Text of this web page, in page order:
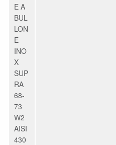
E A
BUL
LON
E
INO
X
SUP
RA
68-
73
W2
AISI
430